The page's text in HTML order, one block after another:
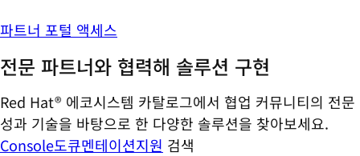
파트너 포털 액세스
전문 파트너와 협력해 솔루션 구현
Red Hat® 에코시스템 카탈로그에서 협업 커뮤니티의 전문
성과 기술을 바탕으로 한 다양한 솔루션을 찾아보세요.
Console도큐멘테이션지원 검색